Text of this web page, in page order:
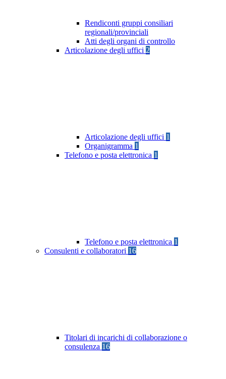
Rendiconti gruppi consiliari
regionali/provinciali
Atti degli organi di controllo
Articolazione degli uffici 2
Articolazione degli uffici 1
Organigramma 1
Telefono e posta elettronica 1
Telefono e posta elettronica 1
Consulenti e collaboratori 16
Titolari di incarichi di collaborazione o
consulenza 16